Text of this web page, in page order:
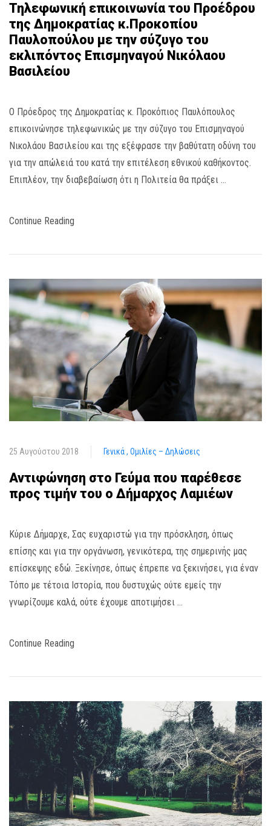
Τηλεφωνική επικοινωνία του Προέδρου
της Δημοκρατίας κ.Προκοπίου
Παυλοπούλου με την σύζυγο του
εκλιπόντος Επισμηναγού Νικόλαου
Βασιλείου
Ο Πρόεδρος της Δημοκρατίας κ. Προκόπιος Παυλόπουλος
επικοινώνησε τηλεφωνικώς με την σύζυγο του Επισμηναγού
Νικολάου Βασιλείου και της εξέφρασε την βαθύτατη οδύνη του
για την απώλειά του κατά την επιτέλεση εθνικού καθήκοντος.
Επιπλέον, την διαβεβαίωση ότι η Πολιτεία θα πράξει …
Continue Reading
25 Αυγούστου 2018 Γενικά Ομιλίες – Δηλώσεις
Αντιφώνηση στο Γεύμα που παρέθεσε
προς τιμήν του ο Δήμαρχος Λαμιέων
Κύριε Δήμαρχε, Σας ευχαριστώ για την πρόσκληση, όπως
επίσης και για την οργάνωση, γενικότερα, της σημερινής μας
επίσκεψης εδώ. Ξεκίνησε, όπως έπρεπε να ξεκινήσει, για έναν
Τόπο με τέτοια Ιστορία, που δυστυχώς ούτε εμείς την
γνωρίζουμε καλά, ούτε έχουμε αποτιμήσει …
Continue Reading